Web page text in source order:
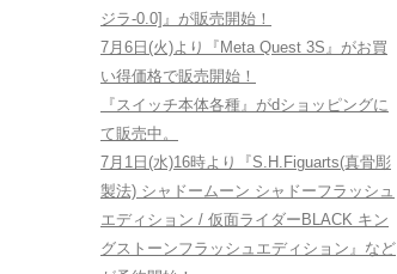
ジラ-0.0]』が販売開始！
7月6日(火)より『Meta Quest 3S』がお買
い得価格で販売開始！
『スイッチ本体各種』がdショッピングに
て販売中。
7月1日(水)16時より『S.H.Figuarts(真骨彫
製法) シャドームーン シャドーフラッシュ
エディション / 仮面ライダーBLACK キン
グストーンフラッシュエディション』など